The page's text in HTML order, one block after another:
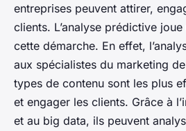
entreprises peuvent attirer,
clients. L’analyse prédictive
cette démarche. En effet,
aux spécialistes du marketing
types de contenu sont les plus
et engager les clients. Grâce à
et au big data, ils peuvent